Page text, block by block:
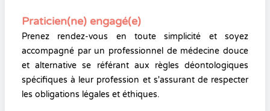
Praticien(ne) engagé(e)
Prenez rendez-vous en toute simplicité et soyez
accompagné par un professionnel de médecine douce
et alternative se référant aux règles déontologiques
spécifiques à leur profession et s'assurant de respecter
les obligations légales et éthiques.